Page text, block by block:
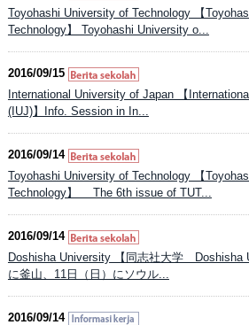
Toyohashi University of Technology 【
Technology】 Toyohashi University o...
2016/09/15
International University of Japan 【
(IUJ)】Info. Session in In...
2016/09/14
Toyohashi University of Technology 【
Technology】 The 6th issue of TUT...
2016/09/14
Doshisha University 【同志社大学 Doshisha
に釜山、11日（日）にソウル...
2016/09/14